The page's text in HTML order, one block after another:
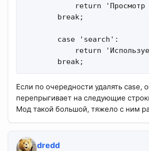
return 'Просмотр
        break;
        case 'search':
return
        break;
Если по очередности удалять case,
перепрыгивает на следующие
Мод такой большой, тяжело с ним
dredd